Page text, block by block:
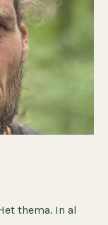
thema. In al